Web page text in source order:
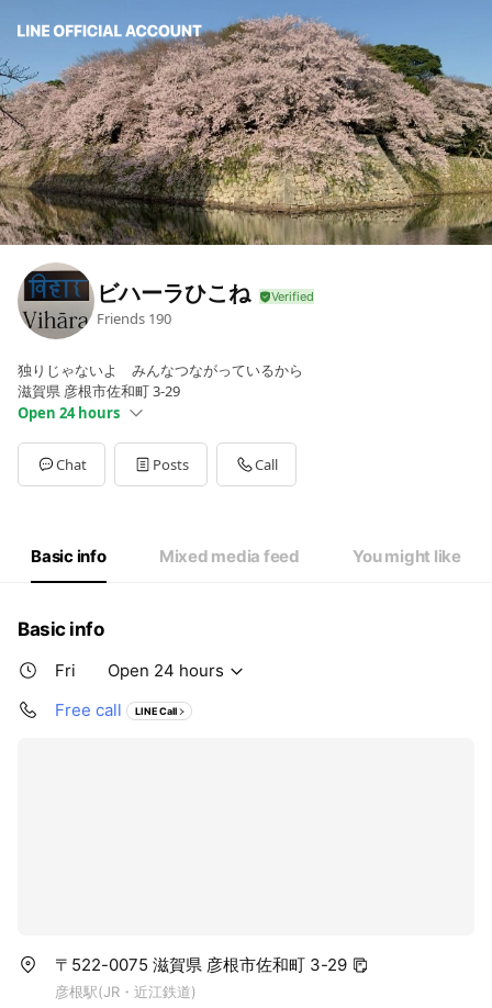
ビハーラひこね
Friends 190
独りじゃないよ みんなつながっているから
滋賀県 彦根市佐和町 3-29
Open 24 hours
SunOpen 24 hours
MonOpen 24 hours
Tue
Open 24 hours
SatOpen 24 hours
Chat Posts Call
Basic info Mixed media feed You might like
Basic info
Fri
Open 24 hours
Free call
LINE Call
〒522-0075 滋賀県 彦根市佐和町 3-29
彦根駅(JR・近江鉄道)